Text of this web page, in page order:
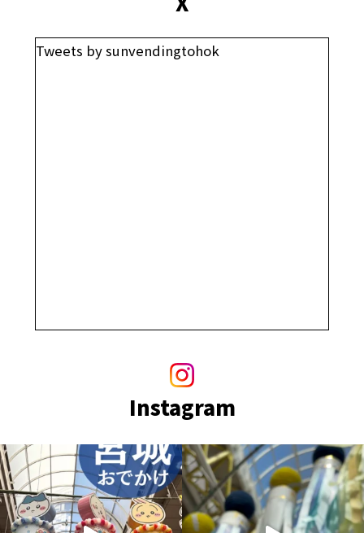
Tweets by sunvendingtohok
Instagram